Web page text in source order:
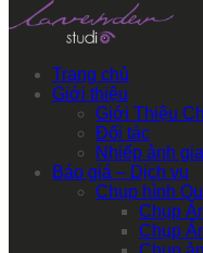
Trang chủ
Giới thiệu
Giới Thiệu
Đối tác
Nhiếp ảnh gia
Báo giá – Dịch vụ
Chụp hình
Chụp
Chụp